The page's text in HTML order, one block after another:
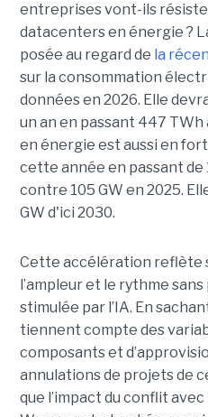
entreprises vont-ils
datacenters en énergie ?
posée au regard de la
sur la consommation
données en 2026. Elle
un an en passant 447 TWh
en énergie est aussi en
cette année en passant de
contre 105 GW en 2025.
GW d'ici 2030.
Cette accélération reflète
l’ampleur et le rythme
stimulée par l’IA. En
tiennent compte des
composants et
annulations de projets de
que l’impact du conflit